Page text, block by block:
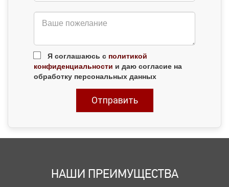
Я соглашаюсь с политикой
конфиденциальности и даю согласие на
обработку персональных данных
НАШИ ПРЕИМУЩЕСТВА